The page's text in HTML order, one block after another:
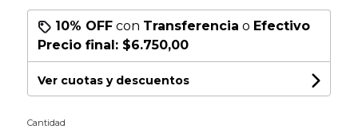
10% OFFcon Transferencia o Efectivo
Precio final: $6.750,00
Ver cuotas y descuentos
Cantidad